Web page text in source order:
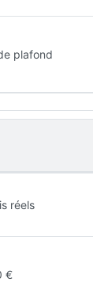
plafond
réels
€